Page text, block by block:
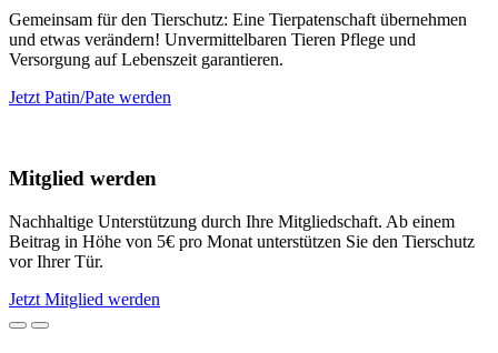
Gemeinsam für den Tierschutz: Eine Tierpatenschaft übernehmen
und etwas verändern! Unvermittelbaren Tieren Pflege und
Versorgung auf Lebenszeit garantieren.
Jetzt Patin/Pate werden
Mitglied werden
Nachhaltige Unterstützung durch Ihre Mitgliedschaft. Ab einem
Beitrag in Höhe von 5€ pro Monat unterstützen Sie den Tierschutz
vor Ihrer Tür.
Jetzt Mitglied werden